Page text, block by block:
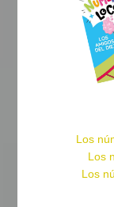
Los
Los
Los